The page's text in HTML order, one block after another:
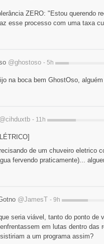
ZERO: "Estou querendo
esse processo com uma taxa
@ghostoso - 5h
na boca bem GhostOso,
@cihduxtb - 11h
de um chuveiro eletrico
fervendo praticamente)...
@JamesT - 9h
seria viável, tanto do ponto de
em lutas dentro
a um programa assim?